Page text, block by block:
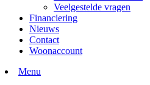
Veelgestelde vragen
Financiering
Nieuws
Contact
Woonaccount
Menu